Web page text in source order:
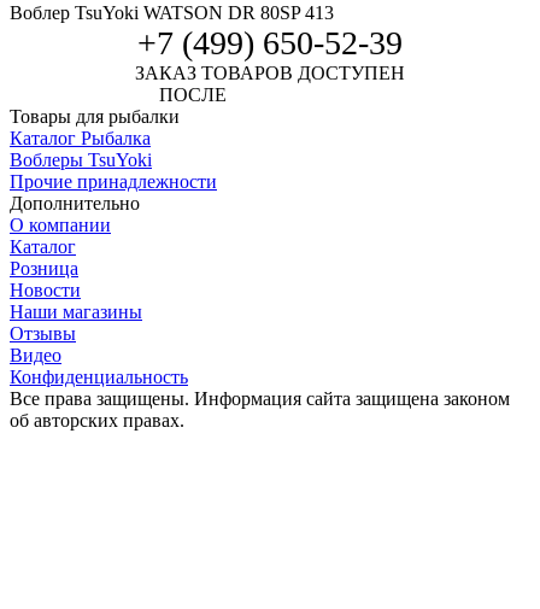
Воблер TsuYoki WATSON DR 80SP 413
+7 (499) 650-52-39
ЗАКАЗ ТОВАРОВ ДОСТУПЕН
ПОСЛЕ
Товары для рыбалки
Каталог Рыбалка
Воблеры TsuYoki
Прочие принадлежности
Дополнительно
О компании
Каталог
Розница
Новости
Наши магазины
Отзывы
Видео
Конфиденциальность
Все права защищены. Информация сайта защищена законом
об авторских правах.